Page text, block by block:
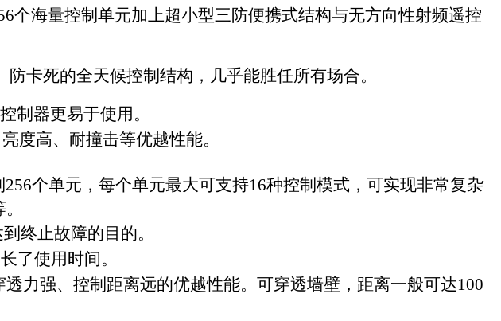
个海量控制单元加上超小型三防便携式结构与无方向性射频遥控
卡死的全天候控制结构，几乎能胜任所有场合。
制器更易于使用。
度高、耐撞击等优越性能。
256个单元，每个单元最大可支持16种控制模式，可实现非常复杂
终止故障的目的。
了使用时间。
力强、控制距离远的优越性能。可穿透墙壁，距离一般可达100